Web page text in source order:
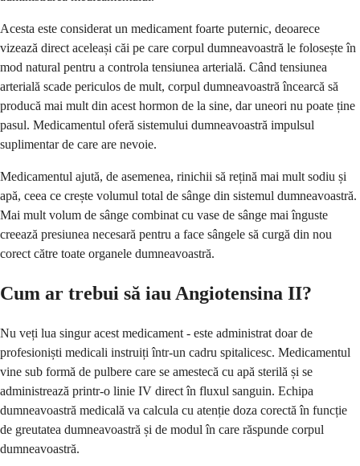
Acesta este considerat un medicament foarte puternic, deoarece
vizează direct aceleași căi pe care corpul dumneavoastră le folosește în
mod natural pentru a controla tensiunea arterială. Când tensiunea
arterială scade periculos de mult, corpul dumneavoastră încearcă să
producă mai mult din acest hormon de la sine, dar uneori nu poate ține
pasul. Medicamentul oferă sistemului dumneavoastră impulsul
suplimentar de care are nevoie.
Medicamentul ajută, de asemenea, rinichii să rețină mai mult sodiu și
apă, ceea ce crește volumul total de sânge din sistemul dumneavoastră.
Mai mult volum de sânge combinat cu vase de sânge mai înguste
creează presiunea necesară pentru a face sângele să curgă din nou
corect către toate organele dumneavoastră.
Cum ar trebui să iau Angiotensina II?
Nu veți lua singur acest medicament - este administrat doar de
profesioniști medicali instruiți într-un cadru spitalicesc. Medicamentul
vine sub formă de pulbere care se amestecă cu apă sterilă și se
administrează printr-o linie IV direct în fluxul sanguin. Echipa
dumneavoastră medicală va calcula cu atenție doza corectă în funcție
de greutatea dumneavoastră și de modul în care răspunde corpul
dumneavoastră.